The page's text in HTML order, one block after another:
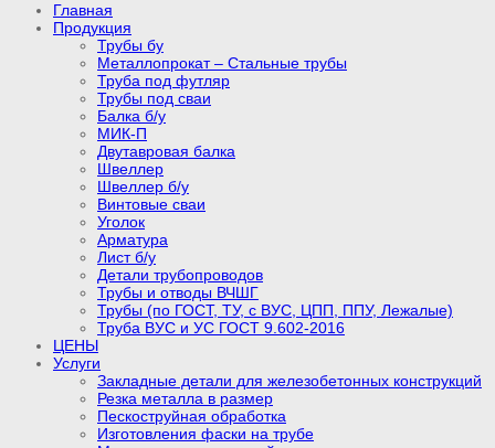
Главная
Продукция
Трубы бу
Металлопрокат – Стальные трубы
Труба под футляр
Трубы под сваи
Балка б/у
МИК-П
Двутавровая балка
Швеллер
Швеллер б/у
Винтовые сваи
Уголок
Арматура
Лист б/у
Детали трубопроводов
Трубы и отводы ВЧШГ
Трубы (по ГОСТ, ТУ, с ВУС, ЦПП, ППУ, Лежалые)
Труба ВУС и УС ГОСТ 9.602-2016
ЦЕНЫ
Услуги
Закладные детали для железобетонных конструкций
Резка металла в размер
Пескоструйная обработка
Изготовления фаски на трубе